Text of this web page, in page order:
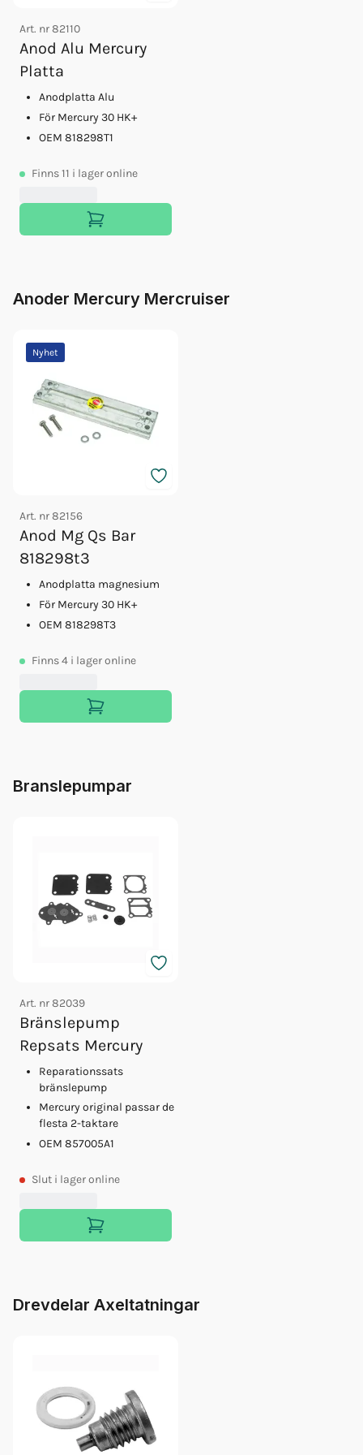
Art. nr82110
Anod Alu Mercury
Platta
Anodplatta Alu
För Mercury 30 HK+
OEM 818298T1
Finns11 i lager online
Anoder Mercury Mercruiser
Nyhet
Art. nr82156
Anod Mg Qs Bar
818298t3
Anodplatta magnesium
För Mercury 30 HK+
OEM 818298T3
Finns4 i lager online
Branslepumpar
Art. nr82039
Bränslepump
Repsats Mercury
Reparationssats
bränslepump
Mercury original passar de
flesta 2-taktare
OEM 857005A1
Slut i lager online
Drevdelar Axeltatningar